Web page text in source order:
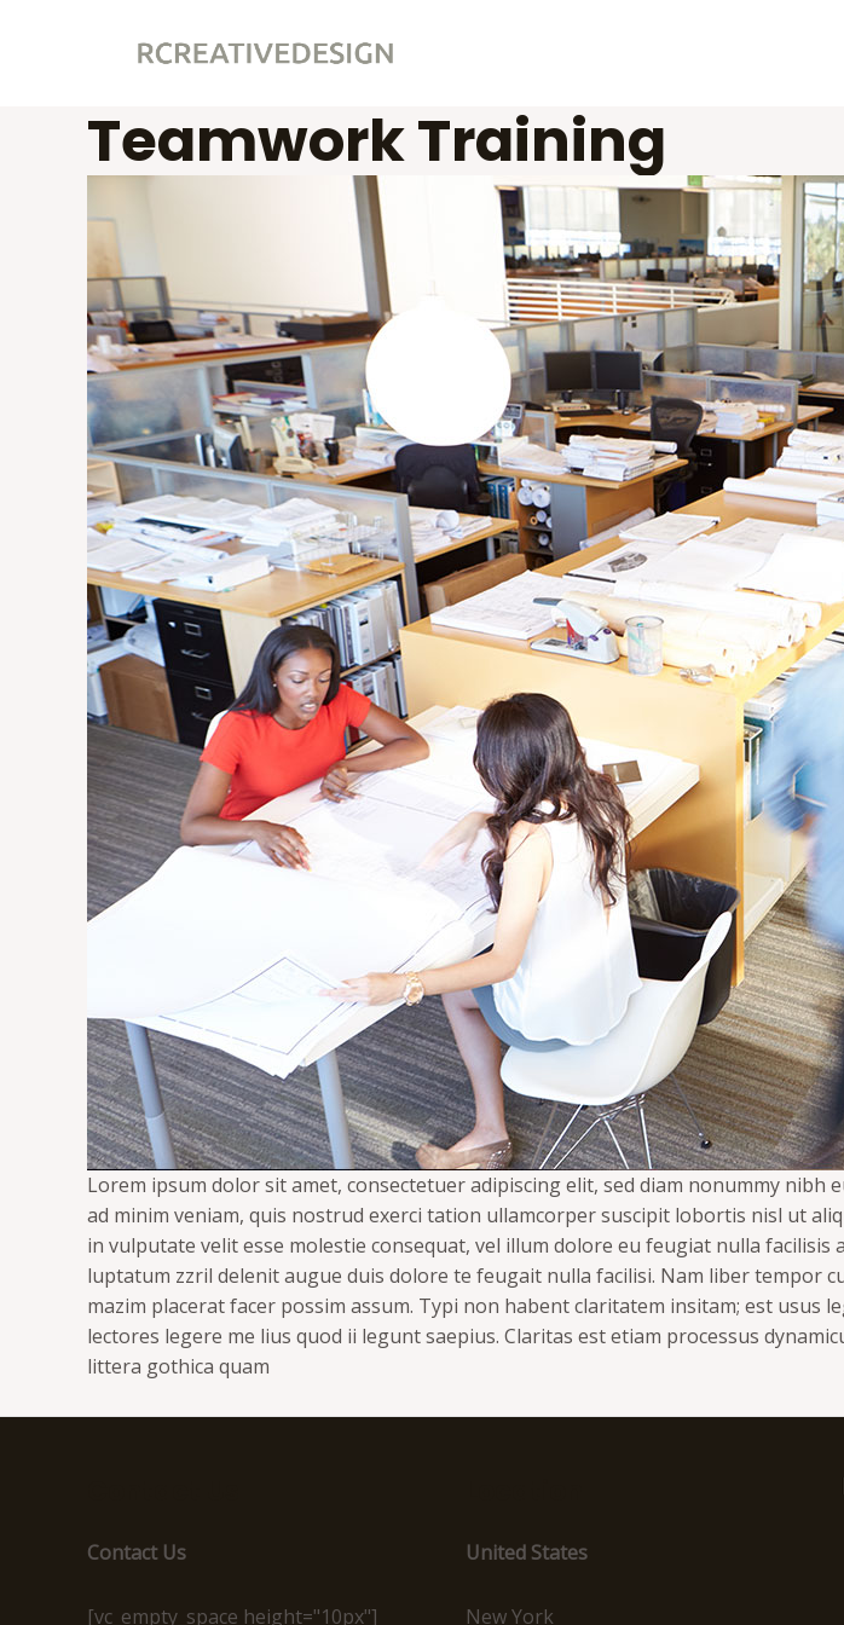
Teamwork Training
Lorem ipsum dolor sit amet, consectetuer adipiscing elit, sed diam nonummy
ad minim veniam, quis nostrud exerci tation ullamcorper suscipit lobortis nisl ut
in vulputate velit esse molestie consequat, vel illum dolore eu feugiat nulla
luptatum zzril delenit augue duis dolore te feugait nulla facilisi. Nam liber tempor
mazim placerat facer possim assum. Typi non habent claritatem insitam; est
lectores legere me lius quod ii legunt saepius. Claritas est etiam processus
littera gothica quam
Contact Us
[vc_empty_space height="10px"]
United States
New York